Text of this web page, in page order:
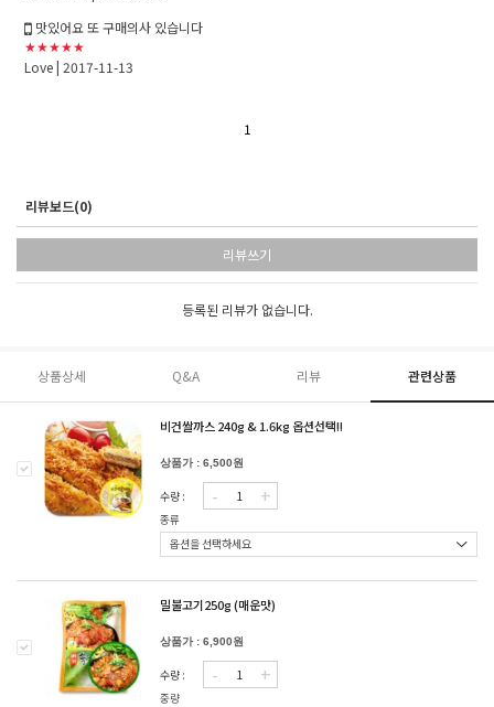
맛있어요 또 구매의사 있습니다
★★★★★
Love| 2017-11-13
1
리뷰보드(0)
리뷰쓰기
등록된 리뷰가 없습니다.
상품상세 Q&A 리뷰 관련상품
비건쌀까스 240g & 1.6kg 옵션선택!!
상품가 : 6,500원
수량 : - +
종류
밀불고기250g (매운맛)
상품가 : 6,900원
수량 : - +
중량